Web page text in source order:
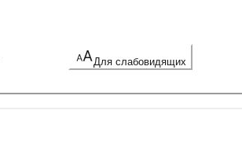
Для слабовидящих